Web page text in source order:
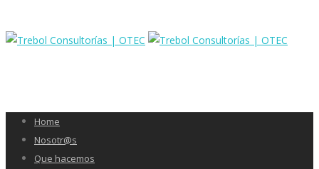
Home
Nosotr@s
Que hacemos